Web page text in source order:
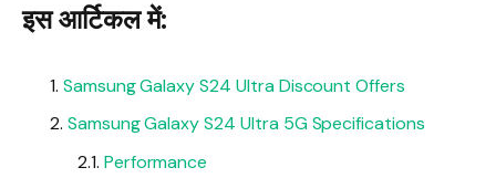
इस आर्टिकल में:
Samsung Galaxy S24 Ultra Discount Offers
Samsung Galaxy S24 Ultra 5G Specifications
Performance